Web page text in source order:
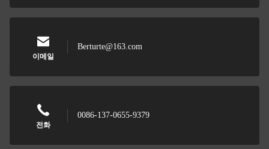
이메일
Berturte@163.com
전화
0086-137-0655-9379